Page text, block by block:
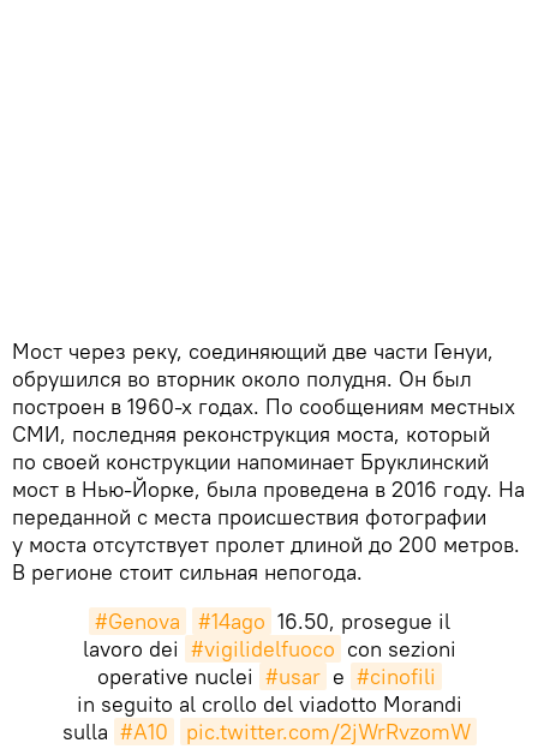
Мост через реку, соединяющий две части Генуи,
обрушился во вторник около полудня. Он был
построен в 1960-х годах. По сообщениям местных
СМИ, последняя реконструкция моста, который
по своей конструкции напоминает Бруклинский
мост в Нью-Йорке, была проведена в 2016 году. На
переданной с места происшествия фотографии
у моста отсутствует пролет длиной до 200 метров.
В регионе стоит сильная непогода.
#Genova
#14ago 16.50, prosegue il
lavoro dei #vigilidelfuoco con sezioni
operative nuclei #usar e #cinofili
in seguito al crollo del viadotto Morandi
sulla #A10
pic.twitter.com/2jWrRvzomW